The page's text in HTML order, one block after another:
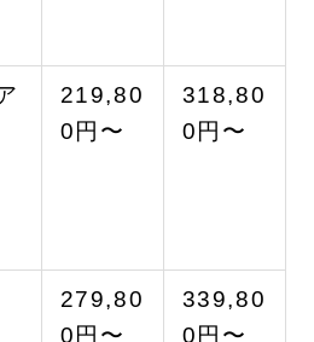
219,80
0円〜
318,80
0円〜
279,80
0円〜
339,80
0円〜